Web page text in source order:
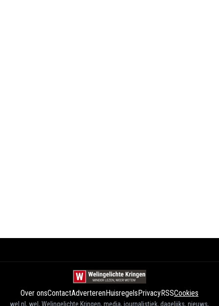
Over onsContactAdverterenHuisregels PrivacyRSSCookies
wel.nl, wel, Welingelichte Kringen, media, journalistiek, dagelijks, nieuws,